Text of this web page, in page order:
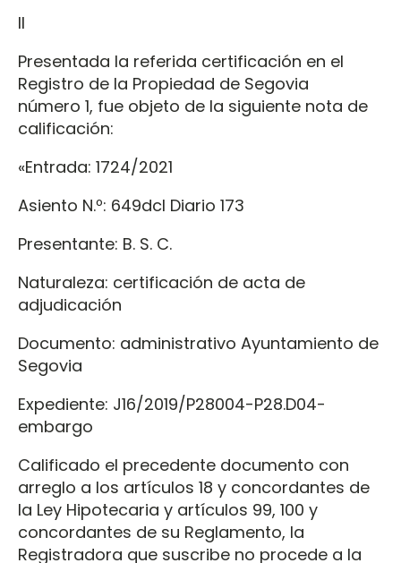
II
Presentada la referida certificación en el
Registro de la Propiedad de Segovia
número 1, fue objeto de la siguiente nota de
calificación:
«Entrada: 1724/2021
Asiento N.º: 649dcl Diario 173
Presentante: B. S. C.
Naturaleza: certificación de acta de
adjudicación
Documento: administrativo Ayuntamiento de
Segovia
Expediente: J16/2019/P28004-P28.D04-
embargo
Calificado el precedente documento con
arreglo a los artículos 18 y concordantes de
la Ley Hipotecaria y artículos 99, 100 y
concordantes de su Reglamento, la
Registradora que suscribe no procede a la